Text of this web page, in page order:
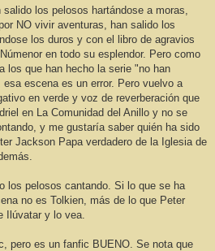
los pelosos hartándose a moras,
NO vivir aventuras, han salido los
los duros y con el libro de agravios
en todo su esplendor. Pero como
los que han hecho la serie "no han
escena es un error. Pero vuelvo a
en verde y voz de reverberación que
en La Comunidad del Anillo y no se
y me gustaría saber quién ha sido
Jackson Papa verdadero de la Iglesia de
los pelosos cantando. Si lo que se ha
no es Tolkien, más de lo que Peter
Ilúvatar y lo vea.
pero es un fanfic BUENO. Se nota que